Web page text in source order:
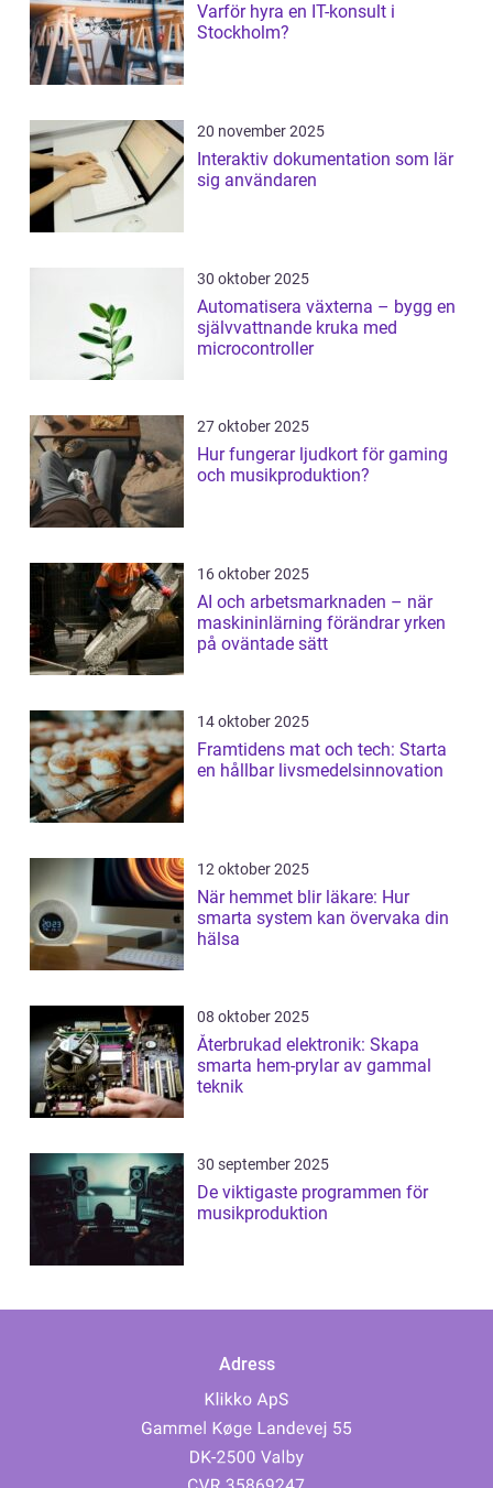
Varför hyra en IT-konsult i
Stockholm?
20 november 2025
Interaktiv dokumentation som lär
sig användaren
30 oktober 2025
Automatisera växterna – bygg en
självvattnande kruka med
microcontroller
27 oktober 2025
Hur fungerar ljudkort för gaming
och musikproduktion?
16 oktober 2025
AI och arbetsmarknaden – när
maskininlärning förändrar yrken
på oväntade sätt
14 oktober 2025
Framtidens mat och tech: Starta
en hållbar livsmedelsinnovation
12 oktober 2025
När hemmet blir läkare: Hur
smarta system kan övervaka din
hälsa
08 oktober 2025
Återbrukad elektronik: Skapa
smarta hem-prylar av gammal
teknik
30 september 2025
De viktigaste programmen för
musikproduktion
Adress